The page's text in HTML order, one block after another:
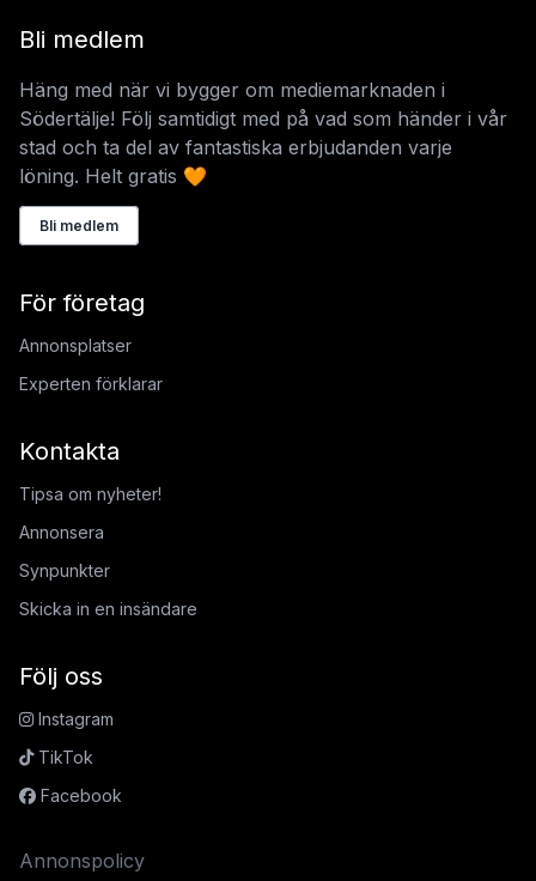
Bli medlem
Häng med när vi bygger om mediemarknaden i
Södertälje! Följ samtidigt med på vad som händer i vår
stad och ta del av fantastiska erbjudanden varje
löning. Helt gratis 🧡
Bli medlem
För företag
Annonsplatser
Experten förklarar
Kontakta
Tipsa om nyheter!
Annonsera
Synpunkter
Skicka in en insändare
Följ oss
Instagram
TikTok
Facebook
Annonspolicy